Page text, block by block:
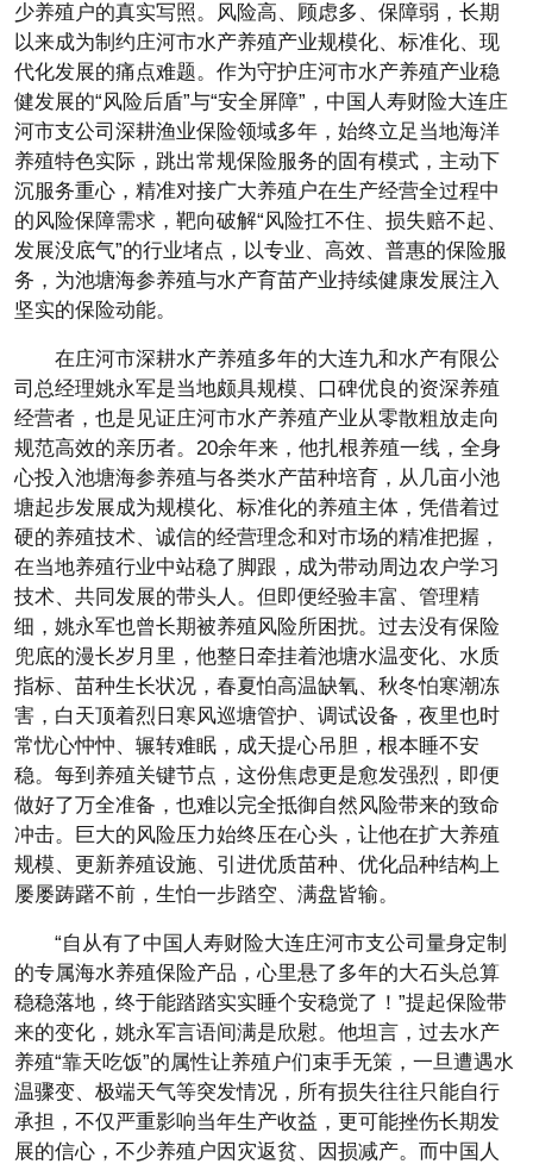
少养殖户的真实写照。风险高、顾虑多、保障弱，长期
以来成为制约庄河市水产养殖产业规模化、标准化、现
代化发展的痛点难题。作为守护庄河市水产养殖产业稳
健发展的“风险后盾”与“安全屏障”，中国人寿财险大连庄
河市支公司深耕渔业保险领域多年，始终立足当地海洋
养殖特色实际，跳出常规保险服务的固有模式，主动下
沉服务重心，精准对接广大养殖户在生产经营全过程中
的风险保障需求，靶向破解“风险扛不住、损失赔不起、
发展没底气”的行业堵点，以专业、高效、普惠的保险服
务，为池塘海参养殖与水产育苗产业持续健康发展注入
坚实的保险动能。
在庄河市深耕水产养殖多年的大连九和水产有限公
司总经理姚永军是当地颇具规模、口碑优良的资深养殖
经营者，也是见证庄河市水产养殖产业从零散粗放走向
规范高效的亲历者。20余年来，他扎根养殖一线，全身
心投入池塘海参养殖与各类水产苗种培育，从几亩小池
塘起步发展成为规模化、标准化的养殖主体，凭借着过
硬的养殖技术、诚信的经营理念和对市场的精准把握，
在当地养殖行业中站稳了脚跟，成为带动周边农户学习
技术、共同发展的带头人。但即便经验丰富、管理精
细，姚永军也曾长期被养殖风险所困扰。过去没有保险
兜底的漫长岁月里，他整日牵挂着池塘水温变化、水质
指标、苗种生长状况，春夏怕高温缺氧、秋冬怕寒潮冻
害，白天顶着烈日寒风巡塘管护、调试设备，夜里也时
常忧心忡忡、辗转难眠，成天提心吊胆，根本睡不安
稳。每到养殖关键节点，这份焦虑更是愈发强烈，即便
做好了万全准备，也难以完全抵御自然风险带来的致命
冲击。巨大的风险压力始终压在心头，让他在扩大养殖
规模、更新养殖设施、引进优质苗种、优化品种结构上
屡屡踌躇不前，生怕一步踏空、满盘皆输。
“自从有了中国人寿财险大连庄河市支公司量身定制
的专属海水养殖保险产品，心里悬了多年的大石头总算
稳稳落地，终于能踏踏实实睡个安稳觉了！”提起保险带
来的变化，姚永军言语间满是欣慰。他坦言，过去水产
养殖“靠天吃饭”的属性让养殖户们束手无策，一旦遭遇水
温骤变、极端天气等突发情况，所有损失往往只能自行
承担，不仅严重影响当年生产收益，更可能挫伤长期发
展的信心，不少养殖户因灾返贫、因损减产。而中国人